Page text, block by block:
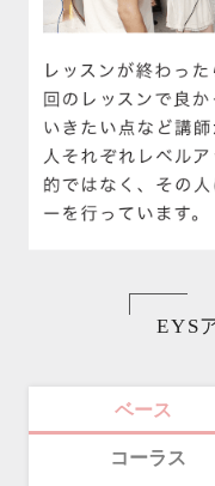
EYS
ベース
コーラス